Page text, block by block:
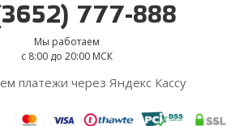
777-888
Мы работаем
с 8:00 до 20:00 МСК
платежи через Яндекс Кассу